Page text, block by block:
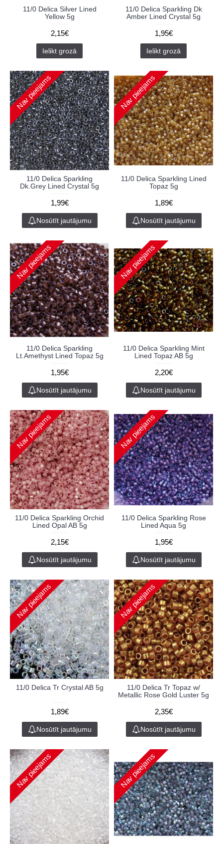
11/0 Delica Silver Lined
Yellow 5g
2,15€
Ielikt grozā
11/0 Delica Sparkling Dk
Amber Lined Crystal 5g
1,95€
Ielikt grozā
Nav pieejams
11/0 Delica Sparkling
Dk.Grey Lined Crystal 5g
1,99€
Nosūtīt jautājumu
Nav pieejams
11/0 Delica Sparkling Lined
Topaz 5g
1,89€
Nosūtīt jautājumu
Nav pieejams
11/0 Delica Sparkling
Lt.Amethyst Lined Topaz 5g
1,95€
Nosūtīt jautājumu
Nav pieejams
11/0 Delica Sparkling Mint
Lined Topaz AB 5g
2,20€
Nosūtīt jautājumu
Nav pieejams
11/0 Delica Sparkling Orchid
Lined Opal AB 5g
2,15€
Nosūtīt jautājumu
Nav pieejams
11/0 Delica Sparkling Rose
Lined Aqua 5g
1,95€
Nosūtīt jautājumu
Nav pieejams
11/0 Delica Tr Crystal AB 5g
1,89€
Nosūtīt jautājumu
Nav pieejams
11/0 Delica Tr Topaz w/
Metallic Rose Gold Luster 5g
2,35€
Nosūtīt jautājumu
Nav pieejams Nav pieejams